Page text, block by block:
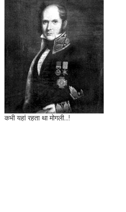
कभी यहां रहता था मोगली...!